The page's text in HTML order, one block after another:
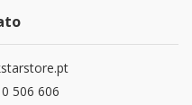
506 606